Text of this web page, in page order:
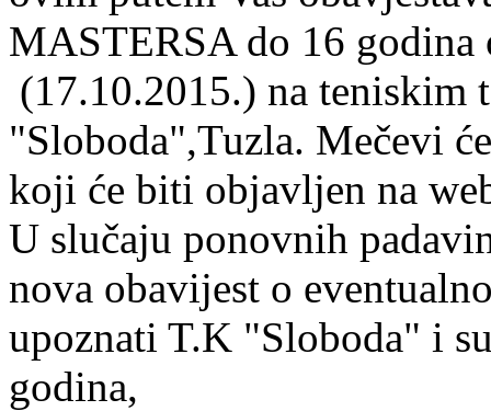
MASTERSA do 16 godina
(17.10.2015.) na teniskim
"Sloboda",Tuzla. Mečevi
koji će biti objavljen na
U slučaju ponovnih
nova obavijest o
upoznati T.K "Sloboda" i
godina,